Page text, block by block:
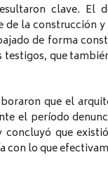
clave. El
la construcción
de forma
testigos, que
que el
el período
que
con lo que